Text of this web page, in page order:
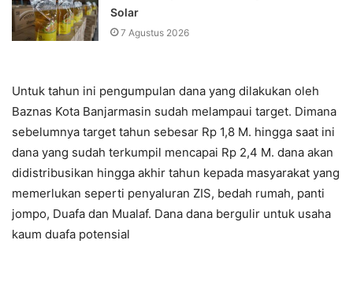
Solar
7 Agustus 2026
Untuk tahun ini pengumpulan dana yang dilakukan oleh
Baznas Kota Banjarmasin sudah melampaui target. Dimana
sebelumnya target tahun sebesar Rp 1,8 M. hingga saat ini
dana yang sudah terkumpil mencapai Rp 2,4 M. dana akan
didistribusikan hingga akhir tahun kepada masyarakat yang
memerlukan seperti penyaluran ZIS, bedah rumah, panti
jompo, Duafa dan Mualaf. Dana dana bergulir untuk usaha
kaum duafa potensial